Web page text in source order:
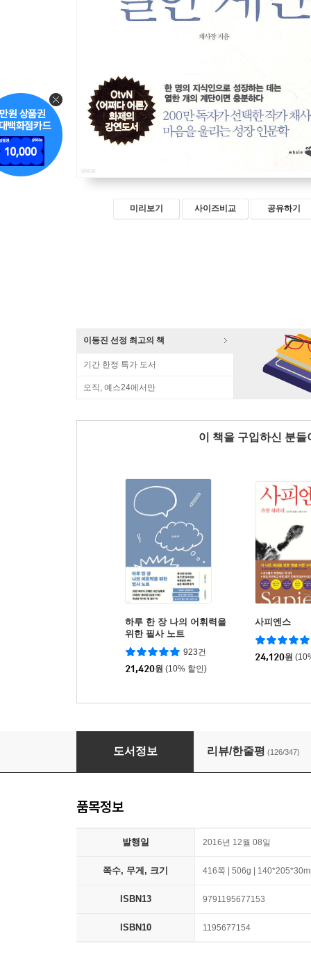
미리보기 사이즈비교 공유하기
이동진 선정 최고의 책
기간 한정 특가 도서
오직, 예스24에서만
이 책을 구입하신 분
하루 한 장 나의 어휘력을
위한 필사 노트
923건
21,420원 (10% 할인)
사피엔스
24,120원
열한 계단
도서정보 리뷰/한줄평 (126/347)
품목정보
발행일 2016년 12월 08일
쪽수, 무게, 크기 416쪽 | 506g |
ISBN13 9791195677153
ISBN10 1195677154